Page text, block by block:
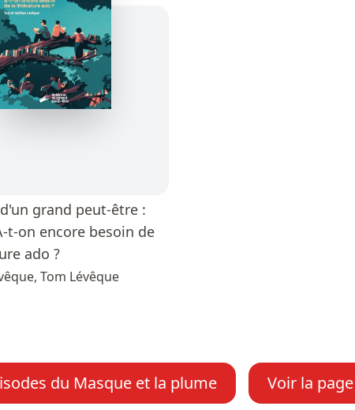
grand peut-être :
t-on encore besoin de
ado ?
Tom Lévêque
du Masque et la plume Voir la